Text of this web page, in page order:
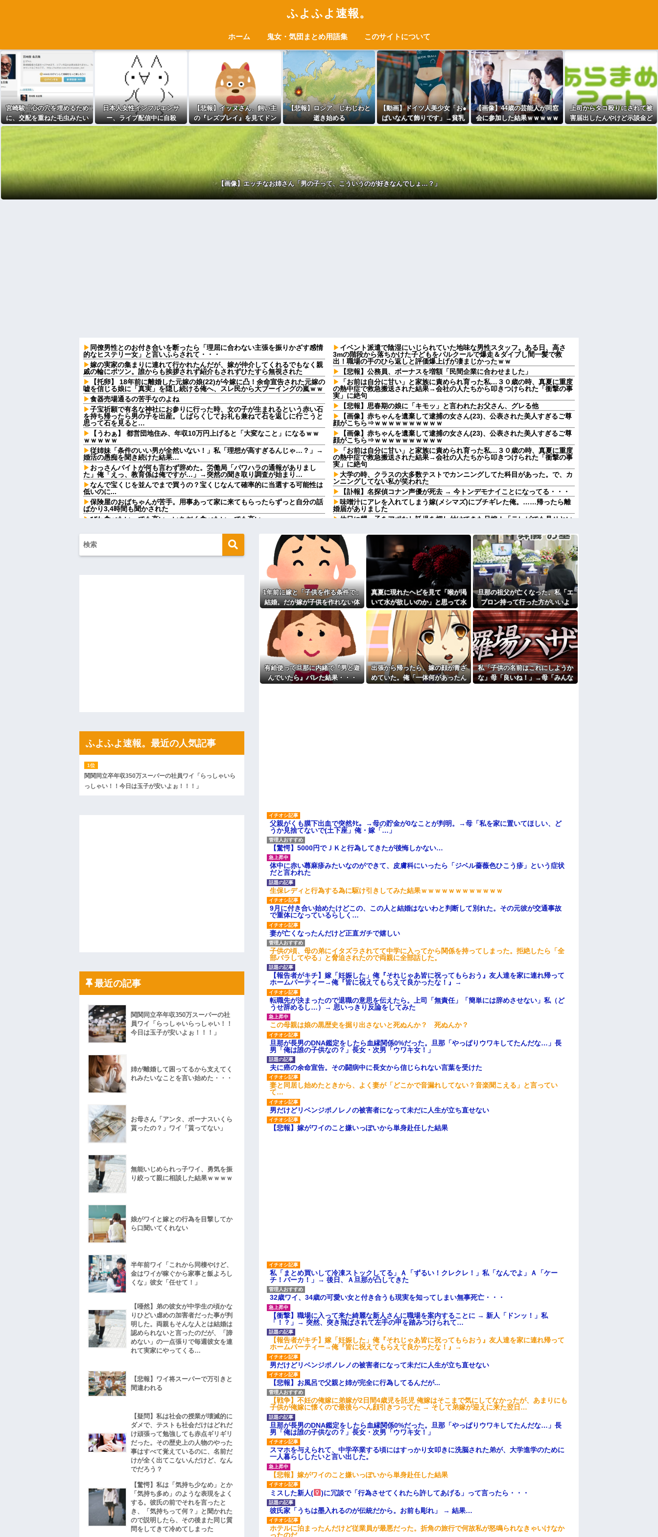
ふよふよ速報。
ホーム 鬼女・気団まとめ用語集 このサイトについて
宮崎駿「心の穴を埋めるため
に、交配を重ねた毛虫みたい
な小さな犬を連れてる人、本
当に醜い」←これどう思う？
日本人女性インフルエンサ
ー、ライブ配信中に自殺
【悲報】イッヌさん、飼い主
の『レズプレイ』を見てドン
引き・・・
【悲報】ロシア、じわじわと
逝き始める
【動画】ドイツ人美少女「お●
ぱいなんて飾りです」→貧乳
でも次元が違うと話題に
【画像】44歳の芸能人が同窓
会に参加した結果ｗｗｗｗｗ
ｗｗｗｗｗｗｗｗｗｗｗ
上司からタコ殴りにされて被
害届出したんやけど示談金ど
れくらいいけそう？？？
【画像】エッチなお姉さん「男の子って、こういうのが好きなんでしょ…？」
同僚男性とのお付き合いを断ったら「理屈に合わない主張を振りかざす感情
的なヒステリー女」と言いふらされて・・・
嫁の実家の集まりに連れて行かれたんだが、嫁が仲介してくれるでもなく親
戚の輪にポツン。誰からも挨拶されず紹介もされずひたすら無視された
【托卵】 18年前に離婚した元嫁の娘(22)が今嫁に凸！余命宣告された元嫁の
嘘を信じる娘に「真実」を隠し続ける俺へ、スレ民から大ブーイングの嵐ｗｗ
食器売場通るの苦手なのよね
子宝祈願で有名な神社にお参りに行った時、女の子が生まれるという赤い石
を持ち帰ったら男の子を出産。しばらくしてお礼も兼ねて石を返しに行こうと
思って石を見ると…
【うわぁ】 都営団地住み、年収10万円上げると「大変なこと」になるｗｗ
ｗｗｗｗｗ
従姉妹「条件のいい男が全然いない！」私「理想が高すぎるんじゃ…？」→
婚活の愚痴を聞き続けた結果…
おっさんバイトが何も言わず辞めた。労働局「パワハラの通報がありまし
た」俺「えっ、教育係は俺ですが…」→突然の聞き取り調査が始まり…
なんで宝くじを並んでまで買うの？宝くじなんて確率的に当選する可能性は
低いのに...
保険屋のおばちゃんが苦手。用事あって家に来てもらったらずっと自分の話
ばかり3,4時間も聞かされた
びわ食べたい。でも高い。いちぢく食べたい。でも高い
イジメられて全寮制だから逃げ出すこともできなかった→あるイジっ子が自...
女「43億円注文して………キャンセルっと！」←こいつの目的
【怒報】国税庁「あのさぁ！君らがちゃんと納税してくれないとこうなっち
政府「増税」敵「増税すんな！増税メガネ！」→政府「減税」敵「減税すん
【衝撃】若い女の子からする「甘い匂い」の正体、まさか分からないDTな
【驚愕】マチアプで会った外国人からまさかの『こう』言われたんやがこれ
出張から帰ったら、嫁の顔が青ざめていた。俺「一体何があったんだ？」嫁
ハードオフに売っていた4万4000円のフィギュアがヤバすぎるｗｗｗｗｗｗ
私「ちょっと、人の家の金庫触らないでよ！」キチママ『そこに金庫があっ
たから、開けてみようとしただけ☆』義兄「泥は出てけ！二度と来るな！」結
私「初めて飲む味だけどなんのお茶？」彼「ちっ！」私「」
【ネット騒然】惨殺されたタワマン頂き女子のこの動画、すげえええええｗ
ｗｗｗｗｗｗｗｗｗｗ
【愕然】白のクラウン俺氏、高速道路左車線を制限速度で走った結果
wwwwwwwwwwww
百年の恋12-899 食べた量を張り合ってくる
【悲報】佐藤輝明・・・２軍でも盛大にやらかす←あまり悲しませないでく
イベント派遣で陰湿にいじられていた地味な男性スタッフ。ある日、高さ
3mの階段から落ちかけた子どもをパルクールで爆走＆ダイブし間一髪で救
出！職場の手のひら返しと評価爆上げが凄まじかったｗｗ
【悲報】公務員、ボーナスを増額「民間企業に合わせました」
「お前は自分に甘い」と家族に責められ育った私…３０歳の時、真夏に重度
の熱中症で救急搬送された結果→会社の人たちから叩きつけられた「衝撃の事
実」に絶句
【悲報】思春期の娘に「キモッ」と言われたお父さん、グレる他
【画像】赤ちゃんを遺棄して逮捕の女さん(23)、公表された美人すぎるご尊
顔がこちら⇒ｗｗｗｗｗｗｗｗｗｗ
【画像】赤ちゃんを遺棄して逮捕の女さん(23)、公表された美人すぎるご尊
顔がこちら⇒ｗｗｗｗｗｗｗｗｗｗ
「お前は自分に甘い」と家族に責められ育った私…３０歳の時、真夏に重度
の熱中症で救急搬送された結果→会社の人たちから叩きつけられた「衝撃の事
実」に絶句
大学の時、クラスの大多数テストでカンニングしてた科目があった。で、カ
ンニングしてない私が笑われた
【訃報】名探偵コナン声優が死去 → 今トンデモナイことになってる・・・
味噌汁にアレを入れてしまう嫁(メシマズ)にブチギレた俺。……帰ったら離
婚届がありました
休日に甥っ子をアポなし託児を押し付けてきた兄嫁！「テレビでも見せとい
「今思えばなんであんなに夢中になったんやろ…」と思うコンテンツ
映画デートの予定をドタキャンされて、見てない映画のチケ代を奢らされ
て、これはダメだと思って別れたよ
【画像】思わず保存したくなる「笑える画像・最高な画像」貼っていけｗｗ
ｗｗｗ
【修羅場】不妊と判明した夫、前妻の娘に「実の子じゃない！」と訴えた結
果ｗｗｗｗ
33歳くらいから太ったせいか加齢で＊が緩んだのかチョビッと漏れるように
なった
相手がどんなパイプ持っているかも知れないのに…
高校３年生の女です。家が嫌いすぎて家を出て現在養護施設で暮らしていま
旦那の祖父が亡くなった。私「エプロン持って行った方がいいよね」旦那
「余計な出費すんな。そんなもん買うなら今後一切金を出さねぇぞ」私「え
っ…」
主な税金の成り立ちを調べてみたよ
1年前に嫁と「子供を作る条件で」
結婚。だが嫁が子供を作れない体
だと知ったので離婚へ。
真夏に現れたヘビを見て「喉が渇
いて水が欲しいのか」と思って水
を注いだ。ヘビは夢中で飲んで姿
を消し…
旦那の祖父が亡くなった。私「エ
プロン持って行った方がいいよ
ね」旦那「余計な出費すんな。そ
んなもん買うなら今後一切金を出
さねぇぞ」私「えっ…」
有給使って旦那に内緒で『男と遊
んでいたら』バレた結果・・・
出張から帰ったら、嫁の顔が青ざ
めていた。俺「一体何があったん
私「子供の名前はこれにしようか
な」母「良いね！」→母「みんな
父親がくも膜下出血で突然ﾀﾋ。→母の貯金が0なことが判明。→母「私を家に置いてほしい、ど
うか見捨てないで(土下座」俺・嫁「…」
【驚愕】5000円でＪＫと行為してきたが後悔しかない…
体中に赤い蕁麻疹みたいなのができて、皮膚科にいったら「ジベル薔薇色ひこう疹」という症状
だと言われた
生保レディと行為する為に駆け引きしてみた結果ｗｗｗｗｗｗｗｗｗｗｗｗ
9月に付き合い始めたけどこの、この人と結婚はないわと判断して別れた。その元彼が交通事故
で重体になっているらしく…
妻が亡くなったんだけど正直ガチで嬉しい
子供の頃、母の弟にイタズラされてて中学に入ってから関係を持ってしまった。拒絶したら「全
部バラしてやる」と脅迫されたので両親に全部話した。
【報告者がキチ】嫁「妊娠した」俺『それじゃあ皆に祝ってもらおう』友人達を家に連れ帰って
ホームパーティー→俺『皆に祝えてもらえて良かったな！』→
転職先が決まったので退職の意思を伝えたら。上司「無責任」「簡単には辞めさせない」私（ど
うせ辞めるし…）→ 思いっきり反論をしてみた
この母親は娘の黒歴史を掘り出さないと死ぬんか？ 死ぬんか？
旦那が長男のDNA鑑定をしたら血縁関係0%だった。旦那「やっぱりウワキしてたんだな…」長
男「俺は誰の子供なの？」長女・次男「ウワキ女！」
夫に癌の余命宣告。その闘病中に長女から信じられない言葉を受けた
妻と同居し始めたときから、よく妻が「どこかで音漏れしてない？音楽聞こえる」と言ってい
て…
男だけどリベンジポノレノの被害者になって未だに人生が立ち直せない
【悲報】嫁がワイのこと嫌いっぽいから単身赴任した結果
私「まとめ買いして冷凍ストックしてる」Ａ「ずるい！クレクレ！」私「なんでよ」Ａ「ケー
チ！バーカ！」→ 後日、Ａ旦那が凸してきた
32歳ワイ、34歳の可愛い女と付き合うも現実を知ってしまい無事死亡・・・
【衝撃】職場に入って来た綺麗な新人さんに職場を案内することに → 新人「ドンッ！」私
「！？」→ 突然、突き飛ばされて左手の甲を踏みつけられて…
【報告者がキチ】嫁「妊娠した」俺『それじゃあ皆に祝ってもらおう』友人達を家に連れ帰って
ホームパーティー→俺『皆に祝えてもらえて良かったな！』→
男だけどリベンジポノレノの被害者になって未だに人生が立ち直せない
【悲報】お風呂で父親と姉が完全に行為してるんだが...
【戦争】不妊の俺嫁に弟嫁が2日間4歳児を託児 俺嫁はそこまで気にしてなかったが、あまりにも
子供が俺嫁に懐くので最後らへん顔引きつってた → そして弟嫁が迎えに来た翌日…
旦那が長男のDNA鑑定をしたら血縁関係0%だった。旦那「やっぱりウワキしてたんだな…」長
男「俺は誰の子供なの？」長女・次男「ウワキ女！」
スマホを与えられて、中学卒業する頃にはすっかり女叩きに洗脳された弟が、大学進学のために
一人暮らししたいと言い出した。
【悲報】嫁がワイのこと嫌いっぽいから単身赴任した結果
ミスした新人( )に冗談で「行為させてくれたら許してあげる」って言ったら・・・
彼氏家「うちは墨入れるのが伝統だから。お前も彫れ」 → 結果…
ホテルに泊まったんだけど従業員が最悪だった。折角の旅行で何故私が怒鳴られなきゃいけなか
ったのだ
ふよふよ速報。最近の人気記事
関関同立卒年収350万スーパーの社員ワイ「らっしゃいら
っしゃい！！今日は玉子が安いよぉ！！！」
最近の記事
関関同立卒年収350万スーパーの社
員ワイ「らっしゃいらっしゃい！！
今日は玉子が安いよぉ！！！」
姉が離婚して困ってるから支えてく
れみたいなことを言い始めた・・・
お母さん「アンタ、ボーナスいくら
貰ったの？」ワイ「貰ってない」
無能いじめられっ子ワイ、勇気を振
り絞って親に相談した結果ｗｗｗｗ
娘がワイと嫁との行為を目撃してか
ら口聞いてくれない
半年前ワイ「これから同棲やけど、
金はワイが稼ぐから家事と飯よろし
くな」彼女「任せて！」
【唖然】弟の彼女が中学生の頃かな
りひどい虐めの加害者だった事が判
明した。両親もそんな人とは結婚は
認められないと言ったのだが、「諦
めない」の一点張りで毎週彼女を連
れて実家にやってくる…
【悲報】ワイ将スーパーで万引きと
間違われる
【疑問】私は社会の授業が壊滅的に
ダメで、テストも社会だけはどれだ
け頑張って勉強しても赤点ギリギリ
だった。その歴史上の人物のやった
事はすべて覚えているのに、名前だ
けが全く出てこないんだけど、なん
でだろう？
【驚愕】私は「気持ち少なめ」とか
「気持ち多め」のような表現をよく
する。彼氏の前でそれを言ったと
き、「気持ちって何？」と聞かれた
ので説明したら、その後また同じ質
問をしてきて冷めてしまった